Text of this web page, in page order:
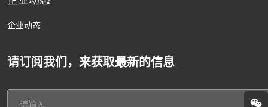
企业动态
请订阅我们，来获取最新的信息